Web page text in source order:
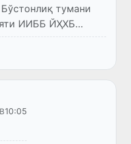
тумани
ИИББ ЙҲХБ
капитан
атрофида
10:05